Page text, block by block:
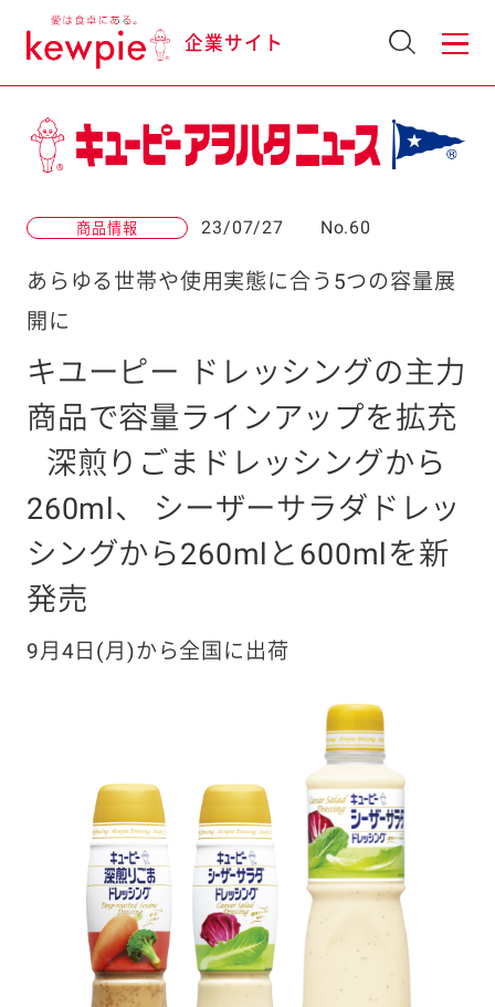
企業サイト
商品情報 23/07/27 No.60
あらゆる世帯や使用実態に合う5つの容量展
開に
キユーピー ドレッシングの主力
商品で容量ラインアップを拡充
深煎りごまドレッシングから
260ml、
シーザーサラダドレッ
シングから260mlと600mlを新
発売
9月4日(月)から全国に出荷